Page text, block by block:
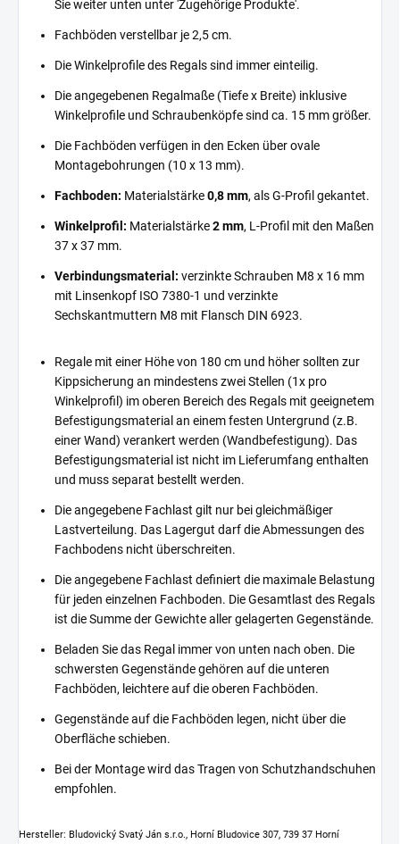
Sie weiter unten unter 'Zugehörige Produkte'.
Fachböden verstellbar je 2,5 cm.
Die Winkelprofile des Regals sind immer einteilig.
Die angegebenen Regalmaße (Tiefe x Breite) inklusive
Winkelprofile und Schraubenköpfe sind ca. 15 mm größer.
Die Fachböden verfügen in den Ecken über ovale
Montagebohrungen (10 x 13 mm).
Fachboden: Materialstärke0,8 mm, als G-Profil gekantet.
Winkelprofil: Materialstärke2 mm, L-Profil mit den Maßen
37 x 37 mm.
Verbindungsmaterial: verzinkte Schrauben M8 x 16 mm
mit Linsenkopf ISO 7380-1 und verzinkte
Sechskantmuttern M8 mit Flansch DIN 6923.
Regale mit einer Höhe von 180 cm und höher sollten zur
Kippsicherung an mindestens zwei Stellen (1x pro
Winkelprofil) im oberen Bereich des Regals mit geeignetem
Befestigungsmaterial an einem festen Untergrund (z.B.
einer Wand) verankert werden (Wandbefestigung). Das
Befestigungsmaterial ist nicht im Lieferumfang enthalten
und muss separat bestellt werden.
Die angegebene Fachlast gilt nur bei gleichmäßiger
Lastverteilung. Das Lagergut darf die Abmessungen des
Fachbodens nicht überschreiten.
Die angegebene Fachlast definiert die maximale Belastung
für jeden einzelnen Fachboden. Die Gesamtlast des Regals
ist die Summe der Gewichte aller gelagerten Gegenstände.
Beladen Sie das Regal immer von unten nach oben. Die
schwersten Gegenstände gehören auf die unteren
Fachböden, leichtere auf die oberen Fachböden.
Gegenstände auf die Fachböden legen, nicht über die
Oberfläche schieben.
Bei der Montage wird das Tragen von Schutzhandschuhen
empfohlen.
Hersteller: Bludovický Svatý Ján s.r.o., Horní Bludovice 307, 739 37 Horní